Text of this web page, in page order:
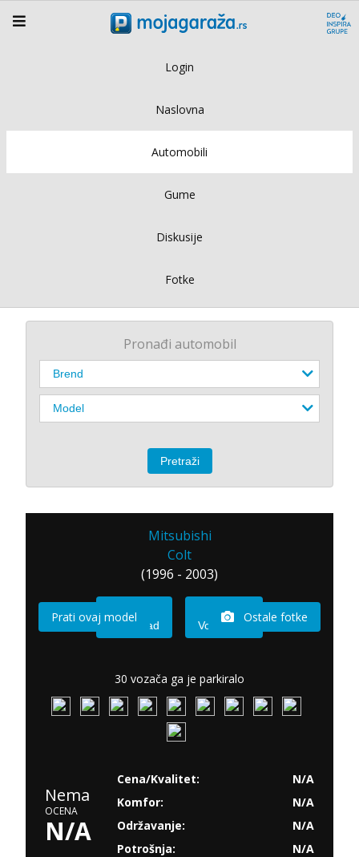
Login
Naslovna
Automobili
Gume
Diskusije
Fotke
Pronađi automobil
Mitsubishi
Colt
(1996 - 2003)
Imam sad Vozio sam
Prati ovaj model Ostale fotke
30 vozača ga je parkiralo
Nema
OCENA
N/A
Cena/Kvalitet:
N/A
Komfor:
N/A
Održavanje:
N/A
Potrošnja:
N/A